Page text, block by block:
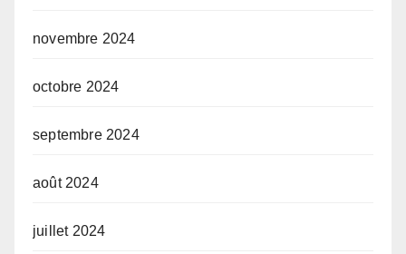
novembre 2024
octobre 2024
septembre 2024
août 2024
juillet 2024